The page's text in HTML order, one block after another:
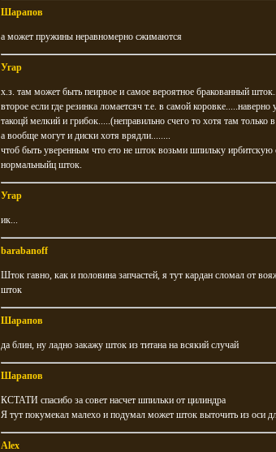
Шарапов
а может пружины неравномерно сжимаются
Угар
х.з. там может быть пеирвое и самое вероятное бракованный
второе если где резинка ломаетсяч т.е. в самой коровке.....наверно
такоцй мелкий и грибок.....(неправильно счего то хотя там только
а вообще могут и диски хотя врядли........
чтоб быть уверенным что ето не шток возьми шпильку ирбитскую
нормальныйц шток.
Угар
ик...
barabanoff
Шток гавно, как и половина запчастей, я тут кардан сломал от
шток
Шарапов
да блин, ну ладно закажу шток из титана на всякий случай
Шарапов
КСТАТИ спасибо за совет насчет шпильки от цилиндра
Я тут покумекал малехо и подумал может шток выточить из оси
Alex